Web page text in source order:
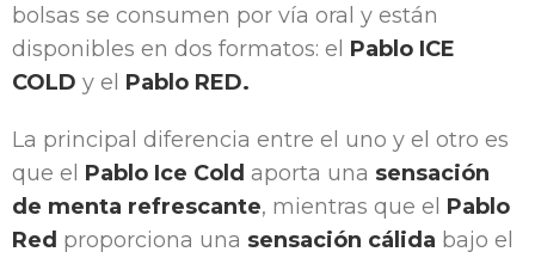
bolsas se consumen por vía oral y están
disponibles en dos formatos: el Pablo ICE
COLD y el Pablo RED.
La principal diferencia entre el uno y el otro es
que el Pablo Ice Cold aporta una sensación
de menta refrescante, mientras que el Pablo
Red proporciona una sensación cálida bajo el